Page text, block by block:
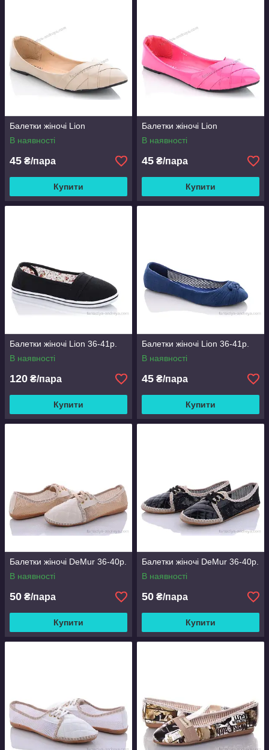
Балетки жіночі Lion
В наявності
45 ₴/пара
Купити
Балетки жіночі Lion
В наявності
45 ₴/пара
Купити
Балетки жіночі Lion 36-41р.
В наявності
120 ₴/пара
Купити
Балетки жіночі Lion 36-41р.
В наявності
45 ₴/пара
Купити
Балетки жіночі DeMur 36-40р.
В наявності
50 ₴/пара
Купити
Балетки жіночі DeMur 36-40р.
В наявності
50 ₴/пара
Купити